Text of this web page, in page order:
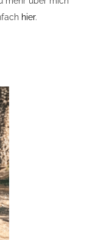
hier.